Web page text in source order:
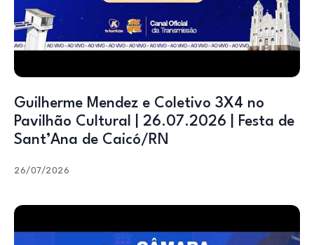
Guilherme Mendez e Coletivo 3X4 no
Pavilhão Cultural | 26.07.2026 | Festa de
Sant’Ana de Caicó/RN
26/07/2026